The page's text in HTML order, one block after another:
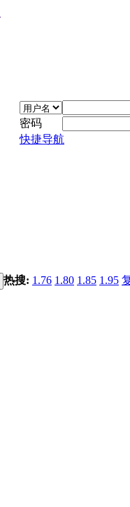
密码
快捷导航
热搜: 1.76 1.80 1.85 1.95